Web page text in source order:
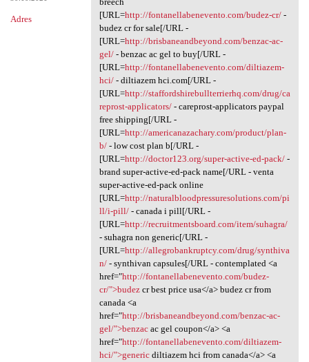
Adres
[URL=http://fontanellabenevento.com/budez-cr/-
budez cr for sale[/URL -
[URL=http://brisbaneandbeyond.com/benzac-ac-
gel/- benzac ac gel to buy[/URL -
[URL=http://fontanellabenevento.com/diltiazem-
hci/- diltiazem hci.com[/URL -
[URL=http://staffordshirebullterrierhq.com/drug/ca
reprost-applicators/- careprost-applicators paypal
free shipping[/URL -
[URL=http://americanazachary.com/product/plan-
b/- low cost plan b[/URL -
[URL=http://doctor123.org/super-active-ed-pack/-
brand super-active-ed-pack name[/URL - venta
super-active-ed-pack online
[URL=http://naturalbloodpressuresolutions.com/pi
ll/i-pill/- canada i pill[/URL -
[URL=http://recruitmentsboard.com/item/suhagra/
- suhagra non generic[/URL -
[URL=http://allegrobankruptcy.com/drug/synthiva
n/- synthivan capsules[/URL - contemplated <a
href="http://fontanellabenevento.com/budez-
cr/">budezcr best price usa</a> budez cr from
canada <a
href="http://brisbaneandbeyond.com/benzac-ac-
gel/">benzacac gel coupon</a> <a
href="http://fontanellabenevento.com/diltiazem-
hci/">genericdiltiazem hci from canada</a> <a